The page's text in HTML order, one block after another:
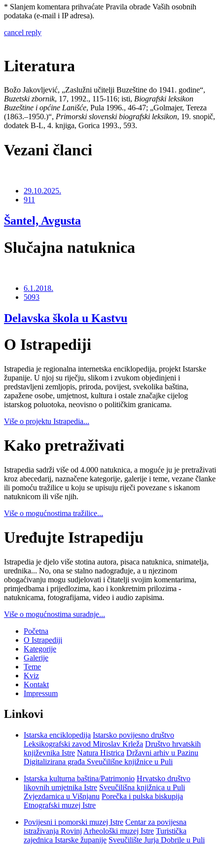
* Slanjem komentara prihvaćate Pravila obrade Vaših osobnih
podataka (e-mail i IP adresa).
cancel reply
Literatura
Božo Jakovljević, „Zaslužni učitelji Buzeštine do 1941. godine“,
Buzetski zbornik, 17, 1992., 115-116; isti, Biografski leksikon
Buzeštine i općine Lanišće, Pula 1996., 46-47; „Golmajer, Tereza
(1863.–1950.)“, Primorski slovenski biografski leksikon, 19. snopič,
dodatek B-L, 4. knjiga, Gorica 1993., 593.
Vezani članci
29.10.2025.
911
Šantel, Avgusta
Slučajna natuknica
6.1.2018.
5093
Delavska škola u Kastvu
O Istrapediji
Istrapedia je regionalna internetska enciklopedija, projekt Istarske
županije. U njoj su riječju, slikom i zvukom objedinjeni i
predstavljeni zemljopis, priroda, povijest, svekolika baština,
zapažene osobe, umjetnost, kultura i ostale značajke cijelog
istarskog poluotoka, neovisno o političkim granicama.
Više o projektu Istrapedia...
Kako pretraživati
Istrapedia sadrži više od 4.000 natuknica, a moguće ju je pretraživati
kroz abecedarij, naznačene kategorije, galerije i teme, vezane članke
ili pomoću tražilice u koju se upisuju riječi povezane s iskanom
natuknicom ili više njih.
Više o mogućnostima tražilice...
Uređujte Istrapediju
Istrapedia je djelo više stotina autora, pisaca natuknica, snimatelja,
urednika... No, ona se stalno nadograđuje, a u njezinom
obogaćivanju mogu sudjelovati i čitatelji svojim komentarima,
primjedbama i prijedlozima, kao i konkretnim prilozima -
natuknicama, fotografijama, video i audio zapisima.
Više o mogućnostima suradnje...
Početna
O Istrapediji
Kategorije
Galerije
Teme
Kviz
Kontakt
Impressum
Linkovi
Istarska enciklopedija Istarsko povijesno društvo
Leksikografski zavod Miroslav Krleža Društvo hrvatskih
književnika Istre Natura Histrica Državni arhiv u Pazinu
Digitalizirana građa Sveučilišne knjižnice u Puli
Istarska kulturna baština/Patrimonio Hrvatsko društvo
likovnih umjetnika Istre Sveučilišna knjižnica u Puli
Zvjezdarnica u Višnjanu Porečka i pulska biskupija
Etnografski muzej Istre
Povijesni i pomorski muzej Istre Centar za povijesna
istraživanja Rovinj Arheološki muzej Istre Turistička
zajednica Istarske županije Sveučilište Jurja Dobrile u Puli